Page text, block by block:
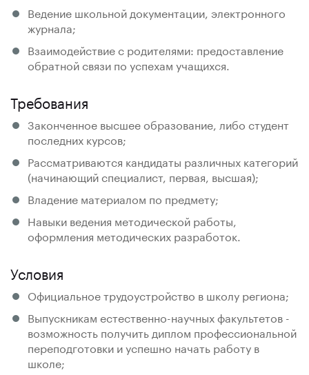
Ведение школьной документации, электронного
журнала;
Взаимодействие с родителями: предоставление
обратной связи по успехам учащихся.
Требования
Законченное высшее образование, либо студент
последних курсов;
Рассматриваются кандидаты различных категорий
(начинающий специалист, первая, высшая);
Владение материалом по предмету;
Навыки ведения методической работы,
оформления методических разработок.
Условия
Официальное трудоустройство в школу региона;
Выпускникам естественно-научных факультетов -
возможность получить диплом профессиональной
переподготовки и успешно начать работу в
школе;